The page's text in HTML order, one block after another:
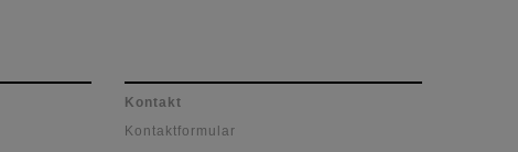
Kontakt
Kontaktformular